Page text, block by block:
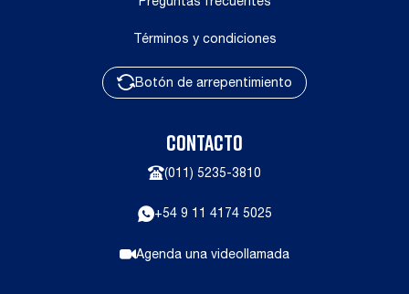
Términos y condiciones
Botón de arrepentimiento
CONTACTO
(011) 5235-3810
+54 9 11 4174 5025
Agenda una videollamada